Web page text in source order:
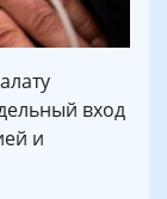
вход
и